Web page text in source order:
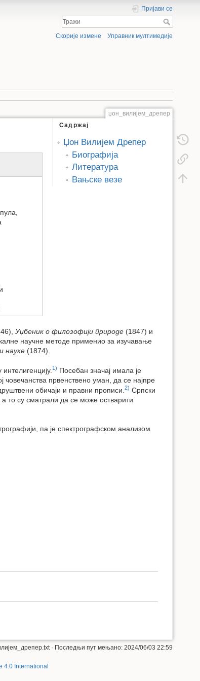
Пријави се
Скорије измене Управник мултимедије
џон_вилијем_дрепер
Садржај
Џон Вилијем Дрепер
Биографија
Литература
Вањске везе
Уџбеник о филозофији природе (1847) и
научне методе применио за изучавање
науке (1874).
1) Посебан значај имала је
човечанства првенствено уман, да се најпре
обичаји и правни прописи. 2) Српски
то су сматрали да се може остварити
па је спектрографском анализом
· Последњи пут мењано: 2024/06/03 22:59
4.0 International